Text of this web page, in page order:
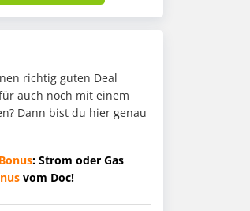
richtig guten Deal
auch noch mit einem
Dann bist du hier genau
Bonus: Strom oder Gas
vom Doc!